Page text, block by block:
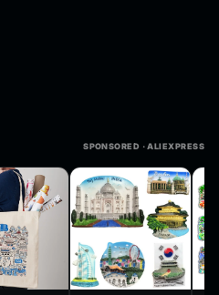
SPONSORED · ALIEXPRESS